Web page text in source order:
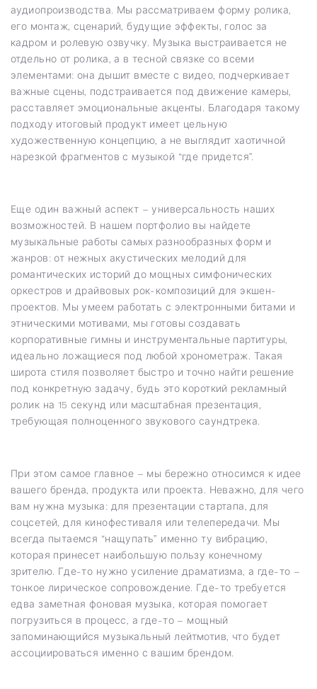
аудиопроизводства. Мы рассматриваем форму ролика,
его монтаж, сценарий, будущие эффекты, голос за
кадром и ролевую озвучку. Музыка выстраивается не
отдельно от ролика, а в тесной связке со всеми
элементами: она дышит вместе с видео, подчеркивает
важные сцены, подстраивается под движение камеры,
расставляет эмоциональные акценты. Благодаря такому
подходу итоговый продукт имеет цельную
художественную концепцию, а не выглядит хаотичной
нарезкой фрагментов с музыкой “где придется”.
Еще один важный аспект – универсальность наших
возможностей. В нашем портфолио вы найдете
музыкальные работы самых разнообразных форм и
жанров: от нежных акустических мелодий для
романтических историй до мощных симфонических
оркестров и драйвовых рок-композиций для экшен-
проектов. Мы умеем работать с электронными битами и
этническими мотивами, мы готовы создавать
корпоративные гимны и инструментальные партитуры,
идеально ложащиеся под любой хронометраж. Такая
широта стиля позволяет быстро и точно найти решение
под конкретную задачу, будь это короткий рекламный
ролик на 15 секунд или масштабная презентация,
требующая полноценного звукового саундтрека.
При этом самое главное – мы бережно относимся к идее
вашего бренда, продукта или проекта. Неважно, для чего
вам нужна музыка: для презентации стартапа, для
соцсетей, для кинофестиваля или телепередачи. Мы
всегда пытаемся “нащупать” именно ту вибрацию,
которая принесет наибольшую пользу конечному
зрителю. Где-то нужно усиление драматизма, а где-то –
тонкое лирическое сопровождение. Где-то требуется
едва заметная фоновая музыка, которая помогает
погрузиться в процесс, а где-то – мощный
запоминающийся музыкальный лейтмотив, что будет
ассоциироваться именно с вашим брендом.